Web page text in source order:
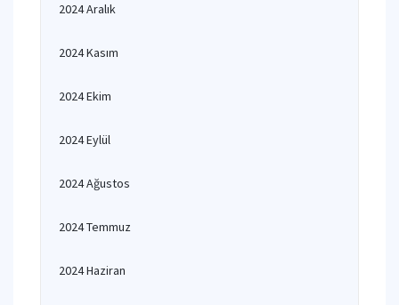
2024 Aralık
2024 Kasım
2024 Ekim
2024 Eylül
2024 Ağustos
2024 Temmuz
2024 Haziran